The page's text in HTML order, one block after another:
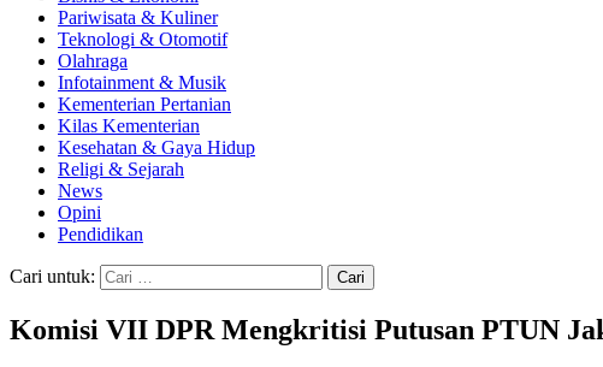
Pariwisata & Kuliner
Teknologi & Otomotif
Olahraga
Infotainment & Musik
Kementerian Pertanian
Kilas Kementerian
Kesehatan & Gaya Hidup
Religi & Sejarah
News
Opini
Pendidikan
Cari untuk:
Komisi VII DPR Mengkritisi Putusan PTUN